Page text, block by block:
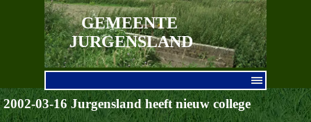
Ga naar de inhoud
GEMEENTE
JURGENSLAND
2002-03-16 Jurgensland heeft nieuw college